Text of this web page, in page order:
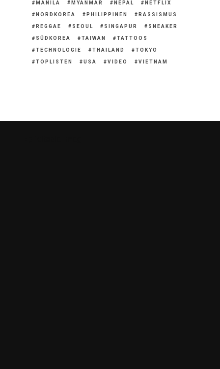
MANILA MYANMAR NEPAL NETFLIX
NORDKOREA PHILIPPINEN RASSISMUS
REGGAE SEOUL SINGAPUR SNEAKER
SÜDKOREA TAIWAN TATTOOS
TECHNOLOGIE THAILAND TOKYO
TOPLISTEN USA VIDEO VIETNAM